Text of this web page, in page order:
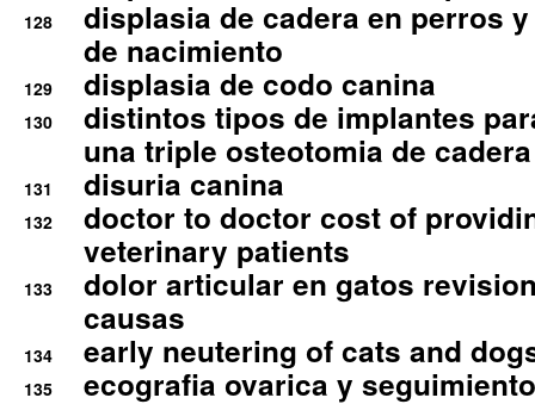
128
displasia de cadera en perros
de nacimiento
129 displasia de codo canina
130
distintos tipos de implantes
una triple osteotomia de cadera
131 disuria canina
132
doctor to doctor cost of
veterinary patients
133
dolor articular en gatos
causas
134 early neutering of cats and
135
ecografia ovarica y